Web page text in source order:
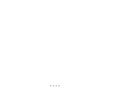
....